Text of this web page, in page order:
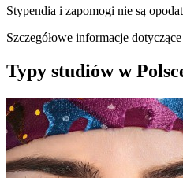
Stypendia i zapomogi nie są
Szczegółowe informacje
Typy studiów w